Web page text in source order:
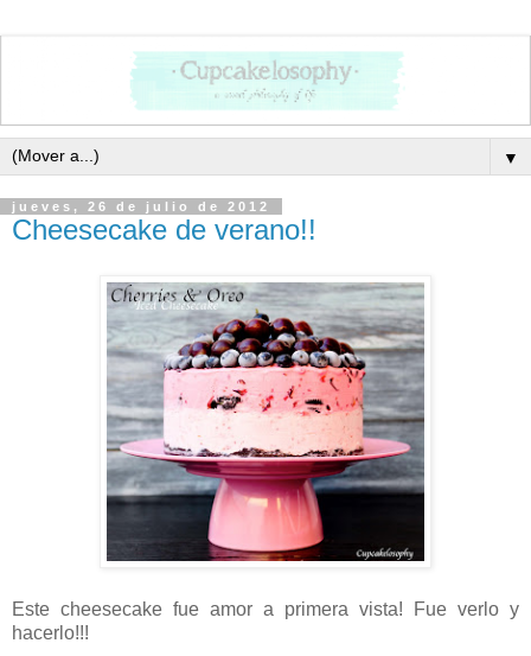
▼
jueves, 26 de julio de 2012
Cheesecake de verano!!
Este cheesecake fue amor a primera vista! Fue verlo y
hacerlo!!!